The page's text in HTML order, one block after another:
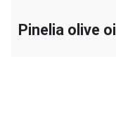
Pinelia olive oil